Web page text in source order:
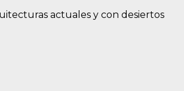
actuales y con desiertos